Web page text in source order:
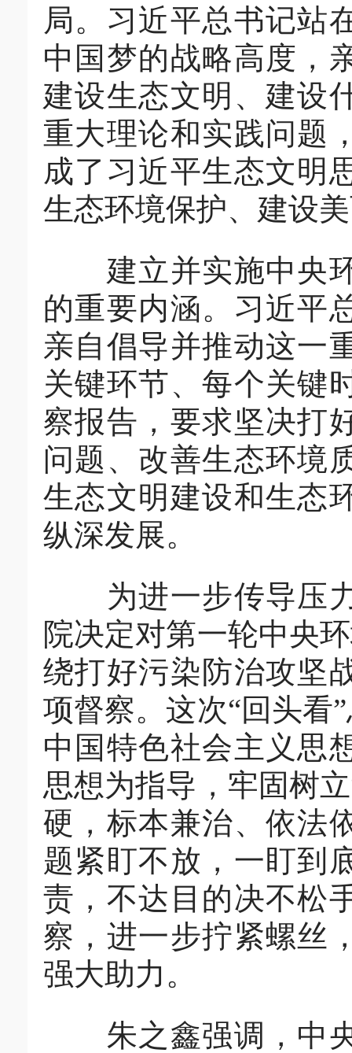
局。习近平总书记站
中国梦的战略高度，
建设生态文明、建设
重大理论和实践问题
成了习近平生态文明
生态环境保护、建设
建立并实施中央环
的重要内涵。习近平
亲自倡导并推动这一
关键环节、每个关键
察报告，要求坚决打
问题、改善生态环境
生态文明建设和生态
纵深发展。
为进一步传导压力
院决定对第一轮中央
绕打好污染防治攻坚
项督察。这次“回头看
中国特色社会主义思
思想为指导，牢固树
硬，标本兼治、依法
题紧盯不放，一盯到
责，不达目的决不松
察，进一步拧紧螺丝
强大助力。
朱之鑫强调，中央